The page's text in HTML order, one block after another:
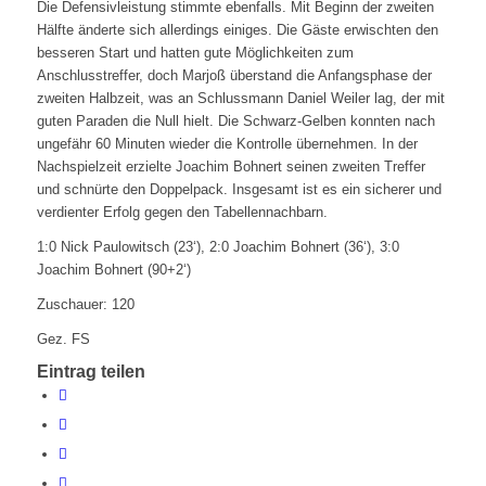
Die Defensivleistung stimmte ebenfalls. Mit Beginn der zweiten
Hälfte änderte sich allerdings einiges. Die Gäste erwischten den
besseren Start und hatten gute Möglichkeiten zum
Anschlusstreffer, doch Marjoß überstand die Anfangsphase der
zweiten Halbzeit, was an Schlussmann Daniel Weiler lag, der mit
guten Paraden die Null hielt. Die Schwarz-Gelben konnten nach
ungefähr 60 Minuten wieder die Kontrolle übernehmen. In der
Nachspielzeit erzielte Joachim Bohnert seinen zweiten Treffer
und schnürte den Doppelpack. Insgesamt ist es ein sicherer und
verdienter Erfolg gegen den Tabellennachbarn.
1:0 Nick Paulowitsch (23‘), 2:0 Joachim Bohnert (36‘), 3:0
Joachim Bohnert (90+2‘)
Zuschauer: 120
Gez. FS
Eintrag teilen